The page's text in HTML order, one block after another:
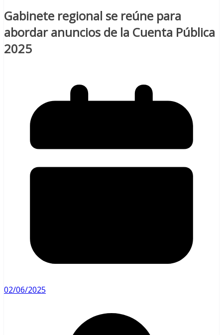
Gabinete regional se reúne para
abordar anuncios de la Cuenta Pública
2025
02/06/2025